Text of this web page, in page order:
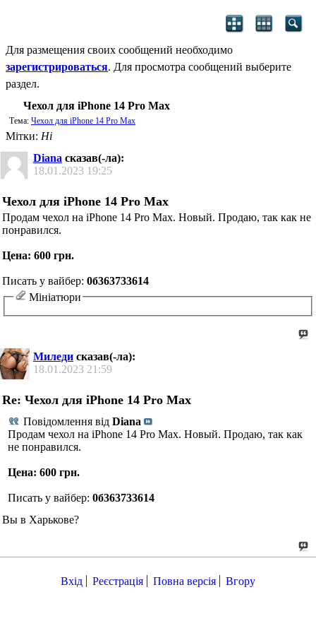
Для размещения своих сообщений необходимо
зарегистрироваться. Для просмотра сообщений выберите
раздел.
Чехол для iPhone 14 Pro Max
Тема: Чехол для iPhone 14 Pro Max
Мітки: Ні
Diana сказав(-ла):
18.01.2023 19:25
Чехол для iPhone 14 Pro Max
Продам чехол на iPhone 14 Pro Max. Новый. Продаю, так как не
понравился.
Цена: 600 грн.
Писать у вайбер: 0б363733614
Мініатюри
Миледи сказав(-ла):
18.01.2023 21:59
Re: Чехол для iPhone 14 Pro Max
Повідомлення від Diana
Продам чехол на iPhone 14 Pro Max. Новый. Продаю, так как
не понравился.
Цена: 600 грн.
Писать у вайбер: 0б363733614
Вы в Харькове?
Вхід Реєстрація Повна версія Вгору